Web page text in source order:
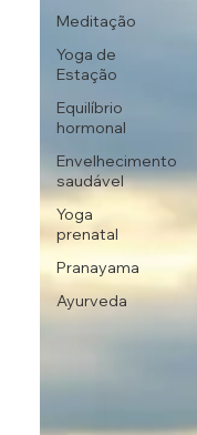
Meditação
Yoga de
Estação
Equilíbrio
hormonal
Envelhecimento
saudável
Yoga
prenatal
Pranayama
Ayurveda